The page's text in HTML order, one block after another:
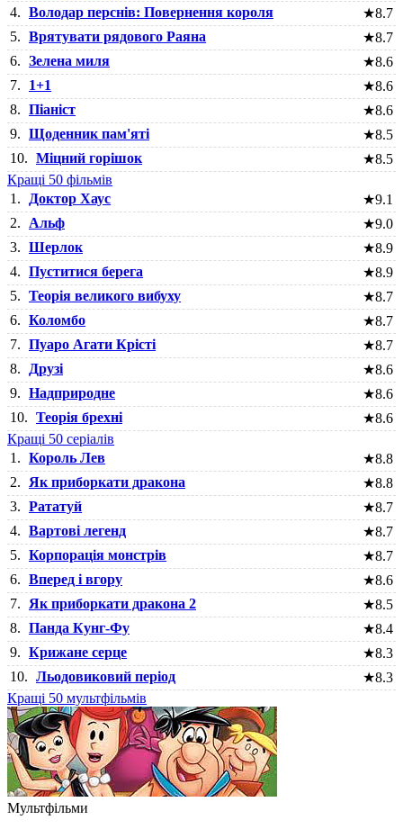
4. Володар перснів: Повернення короля ★8.7
5. Врятувати рядового Раяна ★8.7
6. Зелена миля ★8.6
7.
1+1 ★8.6
8. Піаніст ★8.6
9. Щоденник пам'яті ★8.5
10. Міцний горішок ★8.5
Кращі 50 фільмів
1.
Доктор Хаус ★9.1
2.
Альф ★9.0
3. Шерлок ★8.9
4. Пуститися берега ★8.9
5. Теорія великого вибуху ★8.7
6. Коломбо ★8.7
7. Пуаро Агати Крісті ★8.7
8.
Друзі ★8.6
9. Надприродне ★8.6
10. Теорія брехні ★8.6
Кращі 50 серіалів
1. Король Лев ★8.8
2.
Як приборкати дракона ★8.8
3. Рататуй ★8.7
4. Вартові легенд ★8.7
5. Корпорація монстрів ★8.7
6. Вперед і вгору ★8.6
7.
Як приборкати дракона 2 ★8.5
8. Панда Кунг-Фу ★8.4
9. Крижане серце ★8.3
10. Льодовиковий період ★8.3
Кращі 50 мультфільмів
Мультфільми